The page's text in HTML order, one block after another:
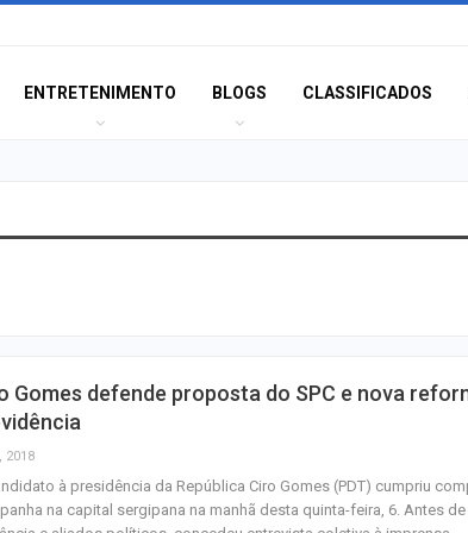
ENTRETENIMENTO BLOGS CLASSIFICADOS
Gomes defende proposta do SPC e nova
2018
à presidência da República Ciro Gomes (PDT) cumpriu
na capital sergipana na manhã desta quinta-feira, 6. Antes
Bairro
décima